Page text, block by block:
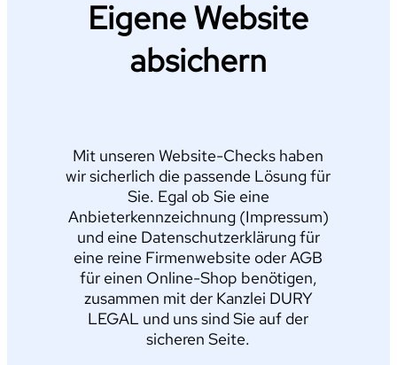
Eigene Website
absichern
Mit unseren Website-Checks haben
wir sicherlich die passende Lösung für
Sie. Egal ob Sie eine
Anbieterkennzeichnung (Impressum)
und eine Datenschutzerklärung für
eine reine Firmenwebsite oder AGB
für einen Online-Shop benötigen,
zusammen mit der Kanzlei DURY
LEGAL und uns sind Sie auf der
sicheren Seite.